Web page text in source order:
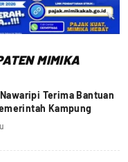
MIMIKA
Terima Bantuan
Kampung